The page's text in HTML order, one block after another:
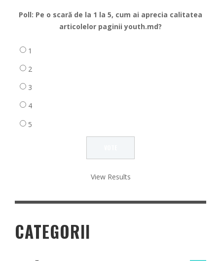
Poll: Pe o scară de la 1 la 5, cum ai aprecia calitatea
articolelor paginii youth.md?
1
2
3
4
5
View Results
CATEGORII